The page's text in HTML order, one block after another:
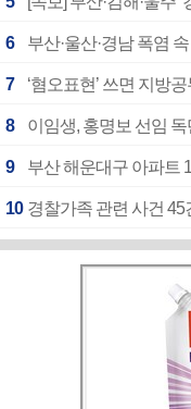
6 부산·울산·경남 폭염
7 ‘혐오표현’ 쓰면 지방
8 이임생, 홍명보 선임
9 부산 해운대구 아파트
10 경찰가족 관련 사건